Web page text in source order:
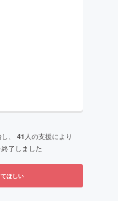
、 41 人の支援により
了しました
ほしい